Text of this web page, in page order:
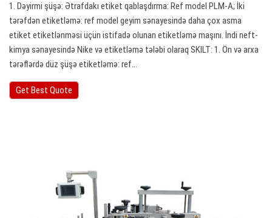
1. Dəyirmi şüşə: Ətrafdakı etiket qablaşdırma: Ref model PLM-A; İki
tərəfdən etiketləmə: ref model geyim sənayesində daha çox asma
etiket etiketlənməsi üçün istifadə olunan etiketləmə maşını. İndi neft-
kimya sənayesində Nike və etiketləmə tələbi olaraq SKILT: 1. Ön və arxa
tərəflərdə düz şüşə etiketləmə: ref…
Get Best Quote